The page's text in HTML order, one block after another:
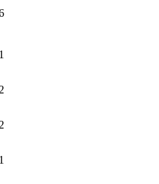
1
2
2
1